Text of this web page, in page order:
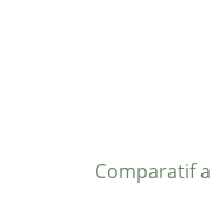
Comparatif